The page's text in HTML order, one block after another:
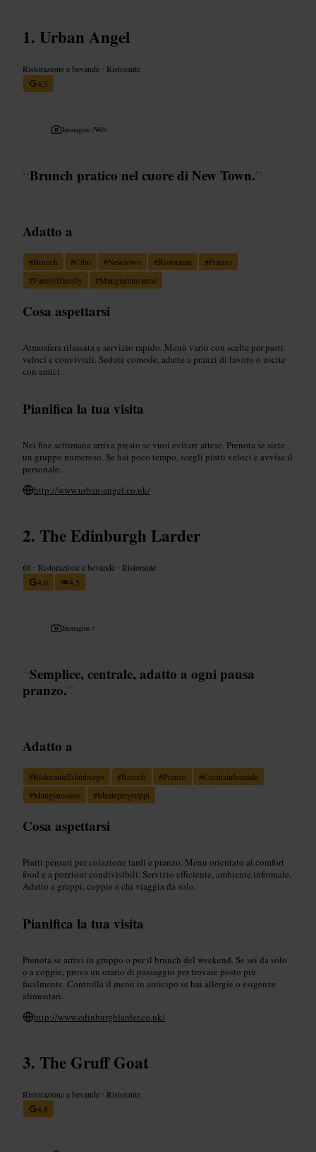
Urban Angel
Ristorazione e bevande • Ristorante
4,5
Immagine /Web
“Brunch pratico nel cuore di New Town.”
Adatto a
#Brunch #Cibo #Newtown #Ristorante #Pranzo
#Familyfriendly #Mangiareinsieme
Cosa aspettarsi
Atmosfera rilassata e servizio rapido. Menù vario con scelte per pasti
veloci e conviviali. Sedute comode, adatte a pranzi di lavoro o uscite
con amici.
Pianifica la tua visita
Nei fine settimana arriva presto se vuoi evitare attese. Prenota se siete
un gruppo numeroso. Se hai poco tempo, scegli piatti veloci e avvisa il
personale.
http://www.urban-angel.co.uk/
The Edinburgh Larder
€€ • Ristorazione e bevande • Ristorante
4,6
4,5
Immagine /
“Semplice, centrale, adatto a ogni pausa
pranzo.”
Adatto a
#RistoranteEdimburgo #Brunch #Pranzo #Cucinainformale
#Mangiaresano #Idealepergruppi
Cosa aspettarsi
Piatti pensati per colazione tardi e pranzo. Menu orientato al comfort
food e a porzioni condivisibili. Servizio efficiente, ambiente informale.
Adatto a gruppi, coppie e chi viaggia da solo.
Pianifica la tua visita
Prenota se arrivi in gruppo o per il brunch del weekend. Se sei da solo
o a coppie, prova un orario di passaggio per trovare posto più
facilmente. Controlla il menu in anticipo se hai allergie o esigenze
alimentari.
http://www.edinburghlarder.co.uk/
The Gruff Goat
Ristorazione e bevande • Ristorante
4,8